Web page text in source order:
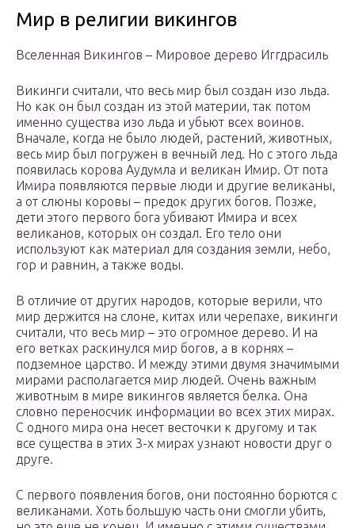
Мир в религии викингов
Вселенная Викингов – Мировое дерево Иггдрасиль
Викинги считали, что весь мир был создан изо льда.
Но как он был создан из этой материи, так потом
именно существа изо льда и убьют всех воинов.
Вначале, когда не было людей, растений, животных,
весь мир был погружен в вечный лед. Но с этого льда
появилась корова Аудумла и великан Имир. От пота
Имира появляются первые люди и другие великаны,
а от слюны коровы – предок других богов. Позже,
дети этого первого бога убивают Имира и всех
великанов, которых он создал. Его тело они
используют как материал для создания земли, небо,
гор и равнин, а также воды.
В отличие от других народов, которые верили, что
мир держится на слоне, китах или черепахе, викинги
считали, что весь мир – это огромное дерево. И на
его ветках раскинулся мир богов, а в корнях –
подземное царство. И между этими двумя значимыми
мирами располагается мир людей. Очень важным
животным в мире викингов является белка. Она
словно переносчик информации во всех этих мирах.
С одного мира она несет весточки к другому и так
все существа в этих 3-х мирах узнают новости друг о
друге.
С первого появления богов, они постоянно борются с
великанами. Хоть большую часть они смогли убить,